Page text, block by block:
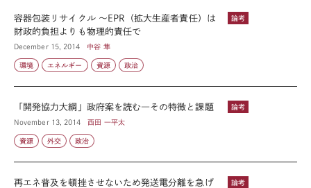
論考
容器包装リサイクル ～EPR（拡大生産者責任）は
財政的負担よりも物理的責任で
December 15, 2014 中谷 隼
環境 エネルギー 資源 政治
論考
「開発協力大綱」政府案を読む―その特徴と課題
November 13, 2014 西田 一平太
資源 外交 政治
論考
再エネ普及を頓挫させないため発送電分離を急げ